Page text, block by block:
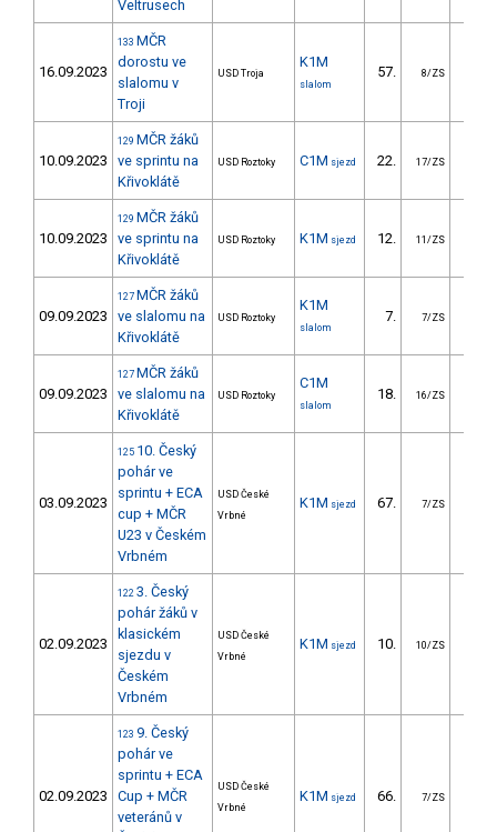
Veltrusech
16.09.2023
133 MČR
dorostu ve
slalomu v
Troji
USD Troja
K1M
slalom
57. 8/ZS
10.09.2023
129 MČR žáků
ve sprintu na
Křivoklátě
USD Roztoky C1M sjezd 22. 17/ZS
10.09.2023
129 MČR žáků
ve sprintu na
Křivoklátě
USD Roztoky K1M sjezd 12. 11/ZS
09.09.2023
127 MČR žáků
ve slalomu na
Křivoklátě
USD Roztoky
K1M
slalom
7. 7/ZS
09.09.2023
127 MČR žáků
ve slalomu na
Křivoklátě
USD Roztoky
C1M
slalom
18. 16/ZS
03.09.2023
125 10. Český
pohár ve
sprintu + ECA
cup + MČR
U23 v Českém
Vrbném
USD České
Vrbné
K1M sjezd 67. 7/ZS
02.09.2023
122 3. Český
pohár žáků v
klasickém
sjezdu v
Českém
Vrbném
USD České
Vrbné
K1M sjezd 10. 10/ZS
02.09.2023
123 9. Český
pohár ve
sprintu + ECA
Cup + MČR
veteránů v
USD České
Vrbné
K1M sjezd 66. 7/ZS